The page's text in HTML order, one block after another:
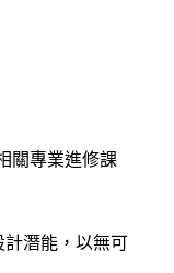
關專業進修課
潛能，以無可